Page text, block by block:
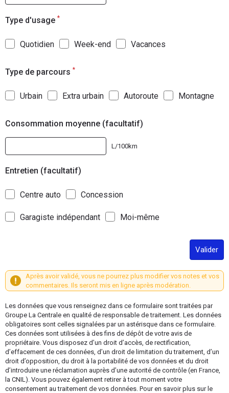
Type d'usage *
Quotidien Week-end Vacances
Type de parcours *
Urbain Extra urbain Autoroute Montagne
Consommation moyenne (facultatif)
L/100km
Entretien (facultatif)
Centre auto Concession
Garagiste indépendant Moi-même
Valider
Après avoir validé, vous ne pourrez plus modifier vos notes et vos
commentaires. Ils seront mis en ligne après modération.
Les données que vous renseignez dans ce formulaire sont traitées par
Groupe La Centrale en qualité de responsable de traitement. Les données
obligatoires sont celles signalées par un astérisque dans ce formulaire.
Ces données sont utilisées à des fins de dépôt de votre avis de
propriétaire. Vous disposez d’un droit d’accès, de rectification,
d’effacement de ces données, d’un droit de limitation du traitement, d’un
droit d’opposition, du droit à la portabilité de vos données et du droit
d’introduire une réclamation auprès d’une autorité de contrôle (en France,
la CNIL). Vous pouvez également retirer à tout moment votre
consentement au traitement de vos données. Pour en savoir plus sur le